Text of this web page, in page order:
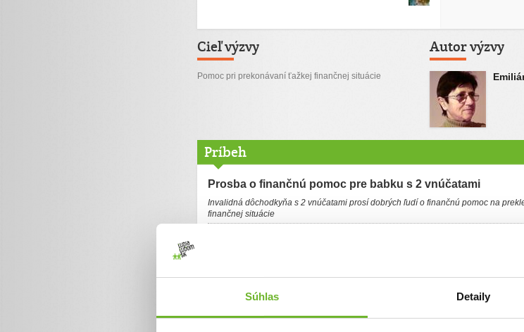
Súhlas Detaily
Cieľ výzvy
Pomoc pri prekonávaní ťažkej finančnej situácie
Autor výzvy
Príbeh
Prosba o finančnú pomoc pre babku s 2 vnúčatami
Invalidná dôchodkyňa s 2 vnúčatami prosí dobrých ľudí o finančnú pomoc na
finančnej situácie
opravu starého zdedeného starého domu, do ktorého zatekalo. Cez strechu aj
nebudú žiadne veľké výdavky, začala nám pretekať žumpa do pivnice. Kanalizácia
suma, na kúpu čističky postačila, no sú ešte ďalšie výdavky – nádrž na odpadovú